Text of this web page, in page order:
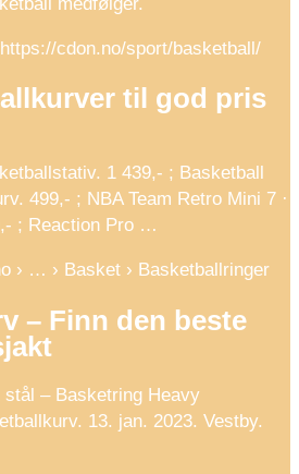
cdon.no/sport/basketball/
til god pris
1 439,- ; Basketball
499,- ; NBA Team Retro Mini 7 ·
; Reaction Pro …
› … › Basket › Basketballringer
– Finn den beste
– Basketring Heavy
13. jan. 2023. Vestby.